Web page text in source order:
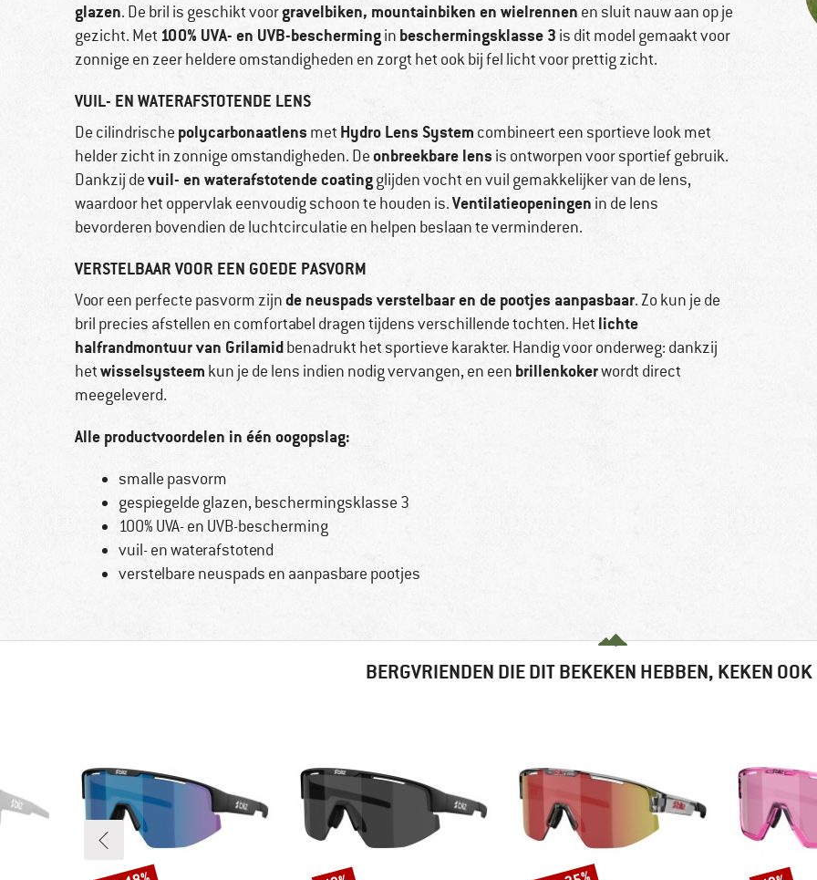
glazen. De bril is geschikt voorgravelbiken, mountainbiken en wielrennen en sluit nauw aan op je
gezicht. Met 100% UVA- en UVB-beschermingin beschermingsklasse 3 is dit model gemaakt voor
zonnige en zeer heldere omstandigheden en zorgt het ook bij fel licht voor prettig zicht.
VUIL- EN WATERAFSTOTENDE LENS
De cilindrische polycarbonaatlens met Hydro Lens System combineert een sportieve look met
helder zicht in zonnige omstandigheden. Deonbreekbare lens is ontworpen voor sportief gebruik.
Dankzij devuil- en waterafstotende coatingglijden vocht en vuil gemakkelijker van de lens,
waardoor het oppervlak eenvoudig schoon te houden is.Ventilatieopeningen in de lens
bevorderen bovendien de luchtcirculatie en helpen beslaan te verminderen.
VERSTELBAAR VOOR EEN GOEDE PASVORM
Voor een perfecte pasvorm zijnde neuspads verstelbaar en de pootjes aanpasbaar. Zo kun je de
bril precies afstellen en comfortabel dragen tijdens verschillende tochten. Het lichte
halfrandmontuur van Grilamidbenadrukt het sportieve karakter. Handig voor onderweg: dankzij
hetwisselsysteem kun je de lens indien nodig vervangen, en een brillenkokerwordt direct
meegeleverd.
Alle productvoordelen in één oogopslag:
smalle pasvorm
gespiegelde glazen, beschermingsklasse 3
100% UVA- en UVB-bescherming
vuil- en waterafstotend
verstelbare neuspads en aanpasbare pootjes
BERGVRIENDEN DIE DIT BEKEKEN HEBBEN, KEKEN OOK